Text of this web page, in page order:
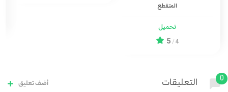
المتقطع
تحميل
4
/
5
0 التعليقات أضف تعليق